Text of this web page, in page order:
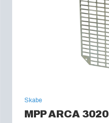
Skabe
MPP ARCA 3020